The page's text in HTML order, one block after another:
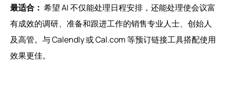
最适合： 希望 AI 不仅能处理日程安排，还能处理使会议富
有成效的调研、准备和跟进工作的销售专业人士、创始人
及高管。与 Calendly 或 Cal.com 等预订链接工具搭配使用
效果更佳。